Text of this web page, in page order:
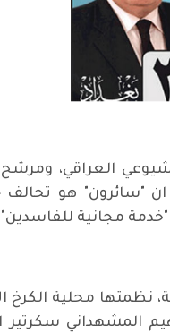
العراقي،
ان "سائرون" هو
"خدمة مجانية
المشهداني